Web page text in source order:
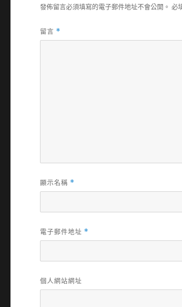
發佈留言必須填寫的電子郵件地址不會公開。 必
留言 *
顯示名稱 *
電子郵件地址 *
個人網站網址